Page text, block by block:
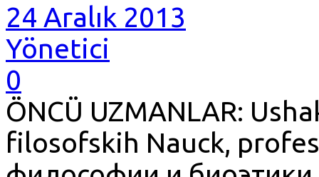
24 Aralık 2013
Yönetici
0
ÖNCÜ UZMANLAR:
filosofskih Nauck,